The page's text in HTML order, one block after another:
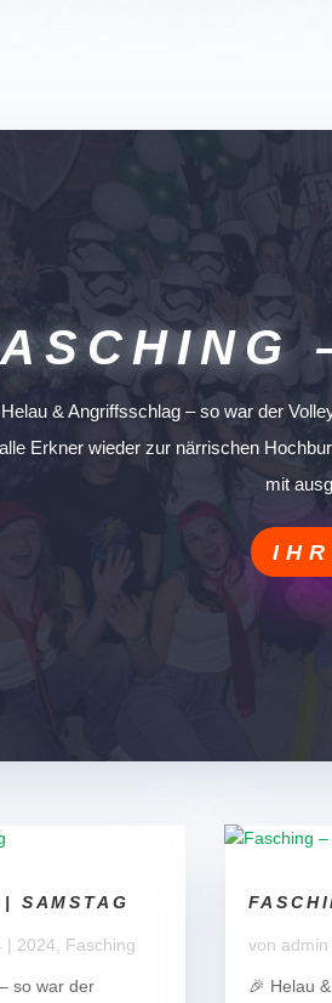
& Angriffsschlag – so war der
Erkner wieder zur närrischen
mit
SAMSTAG
| 2024, Fasching
so war der
von admin
🎉 Helau